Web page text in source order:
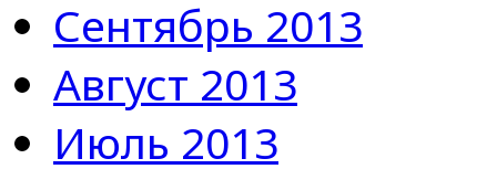
Сентябрь 2013
Август 2013
Июль 2013